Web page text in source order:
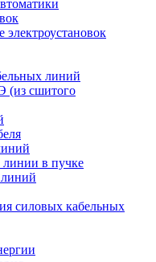
электроустановок
линий
(из сшитого
линии в пучке
линий
силовых кабельных